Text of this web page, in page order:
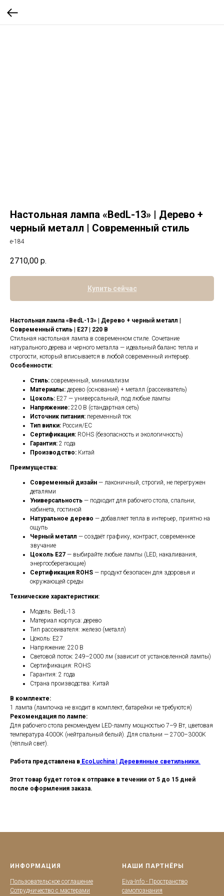
Настольная лампа «BedL-13» | Дерево +
черный металл | Современный стиль
е-184
2710,00 р.
Купить сейчас
Настольная лампа «BedL-13» | Дерево + черный металл |
Современный стиль | E27 | 220 В
Стильная настольная лампа в современном стиле. Сочетание
натурального дерева и черного металла — идеальный баланс тепла и
строгости, который вписывается в любой современный интерьер.
Особенности:
Стиль: современный, минимализм
Материалы: дерево (основание) + металл (рассеиватель)
Цоколь: E27 — универсальный, под любые лампы
Напряжение: 220 В (стандартная сеть)
Источник питания: переменный ток
Тип вилки: Россия/ЕС
Сертификация: ROHS (безопасность и экологичность)
Гарантия: 2 года
Производство: Китай
Преимущества:
Современный дизайн — лаконичный, строгий, не перегружен
деталями
Универсальность — подходит для рабочего стола, спальни,
кабинета, гостиной
Натуральное дерево — добавляет тепла в интерьер, приятно на
ощупь
Черный металл — создаёт графику, контраст, современное
звучание
Цоколь E27 — выбирайте любые лампы (LED, накаливания,
энергосберегающие)
Сертификация ROHS — продукт безопасен для здоровья и
окружающей среды
Технические характеристики:
Модель: BedL-13
Материал корпуса: дерево
Тип рассеивателя: железо (металл)
Цоколь: E27
Напряжение: 220 В
Световой поток: 249–2000 лм (зависит от установленной лампы)
Сертификация: ROHS
Гарантия: 2 года
Страна производства: Китай
В комплекте:
1 лампа (лампочка не входит в комплект, батарейки не требуются)
Рекомендация по лампе:
Для рабочего стола рекомендуем LED-лампу мощностью 7–9 Вт, цветовая
температура 4000К (нейтральный белый). Для спальни — 2700–3000К
(тёплый свет).
Работа представлена в EcoLuchina | Деревянные светильники.
Этот товар будет готов к отправке в течении от 5 до 15 дней
после оформления заказа.
ИНФОРМАЦИЯ
Пользовательское соглашение
Сотрудничество с мастерами
НАШИ ПАРТНЁРЫ
Eiva-Info - Пространство
самопознания